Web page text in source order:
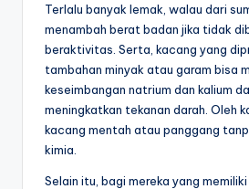
Terlalu banyak lemak, walau dari
menambah berat badan jika tidak
beraktivitas. Serta, kacang yang
tambahan minyak atau garam bisa
keseimbangan natrium dan kalium
meningkatkan tekanan darah. Oleh
kacang mentah atau panggang
kimia.
Selain itu, bagi mereka yang